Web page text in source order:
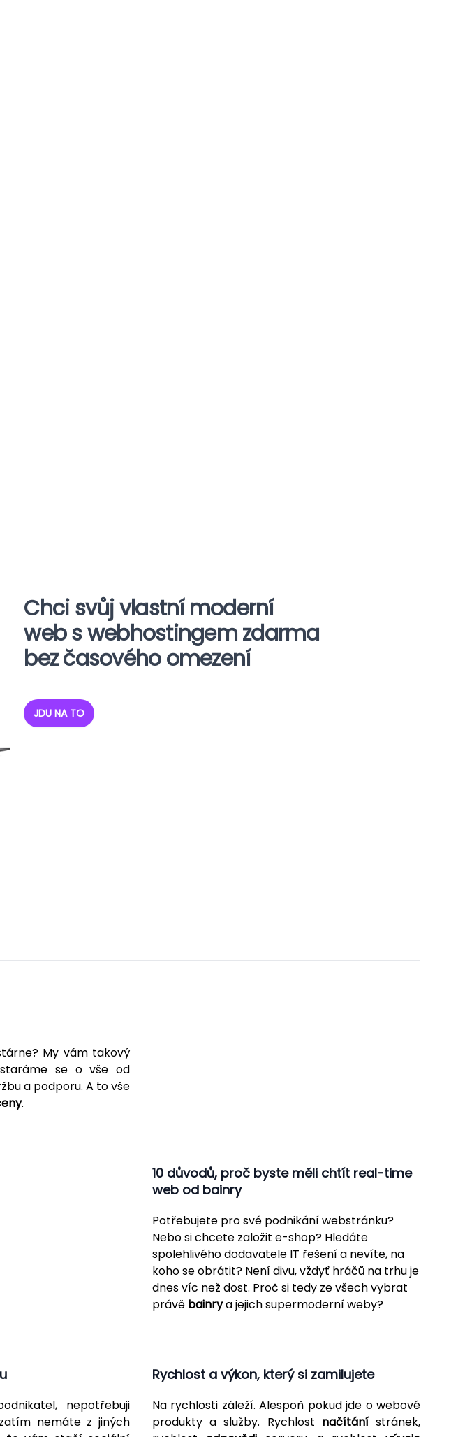
Chci svůj vlastní moderní
web s webhostingem zdarma
bez časového omezení
JDU NA TO
My vám takový
se o vše od
a podporu. A to vše
.
10 důvodů, proč byste měli chtít real-time
web od bainry
Potřebujete pro své podnikání webstránku?
Nebo si chcete založit e-shop? Hledáte
spolehlivého dodavatele IT řešení a nevíte, na
koho se obrátit? Není divu, vždyť hráčů na trhu je
dnes víc než dost. Proč si tedy ze všech vybrat
právě bainrya jejich supermoderní weby?
nepotřebuji
nemáte z jiných
Rychlost a výkon, který si zamilujete
Na rychlosti záleží. Alespoň pokud jde o webové
produkty a služby. Rychlost načítánístránek,